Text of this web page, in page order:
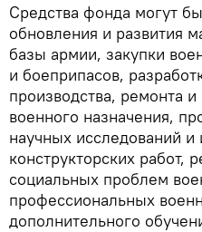
Средства фонда могут
обновления и развития
базы армии, закупки
и боеприпасов,
производства, ремонта
военного назначения,
научных исследований и
конструкторских работ,
социальных проблем
профессиональных
дополнительного